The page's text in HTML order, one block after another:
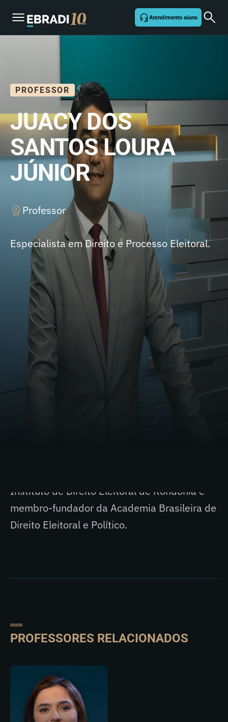
Atendimento aluno
PROFESSOR
JUACY DOS
SANTOS LOURA
JÚNIOR
Professor
Especialista em Direito e Processo Eleitoral.
Atua como professor, autor de obras jurídicas
e advogado. Membro titular da Comissão
Especial de Direito Eleitoral do Conselho
Instituto de Direito Eleitoral de Rondônia e
membro-fundador da Academia Brasileira de
Direito Eleitoral e Político.
PROFESSORES RELACIONADOS